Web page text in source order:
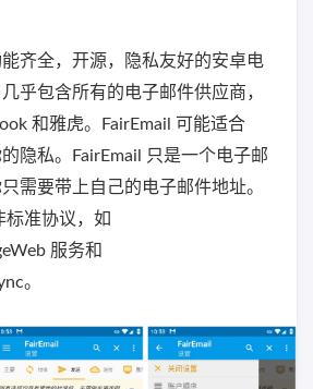
能齐全，开源，隐私友好的安卓电
乎包含所有的电子邮件供应商，
和雅虎。FairEmail 可能适合
隐私。FairEmail 只是一个电子邮
需要带上自己的电子邮件地址。
标准协议，如
服务和
。